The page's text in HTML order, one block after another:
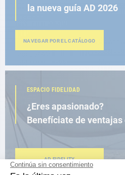
la nueva guía AD 2026
NAVEGAR POR EL CATÁLOGO
ESPACIO FIDELIDAD
¿Eres apasionado?
Benefíciate de
AD FIDELITY